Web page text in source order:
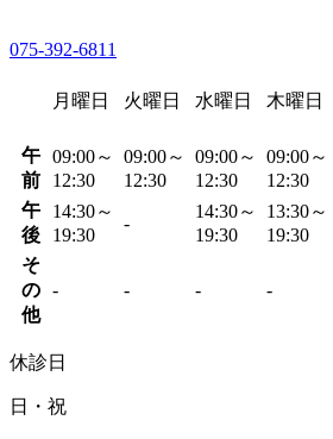
075-392-6811
月曜日 火曜日 水曜日 木曜日
午
前
09:00～
12:30
09:00～
12:30
09:00～
12:30
09:00～
12:30
午
後
14:30～
19:30
-
14:30～
19:30
13:30～
19:30
そ
の
他
- - - -
休診日
日・祝